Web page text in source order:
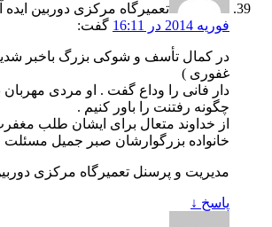
تعمیرگاه مرکزی دوربین
فوریه 2014 در 16:11
گفت:
در کمال تأسف و شوکی بزرگ باخبر
غفوری )
دار فانی را وداع گفت . او مردی مهربان
چگونه رفتنت را باور کنیم .
از خداوند متعال برای ایشان طلب
خانواده بزرگوارشان صبر جمیل مسئلت
مدیریت و پرسنل تعمیرگاه مرکزی
پاسخ ↓